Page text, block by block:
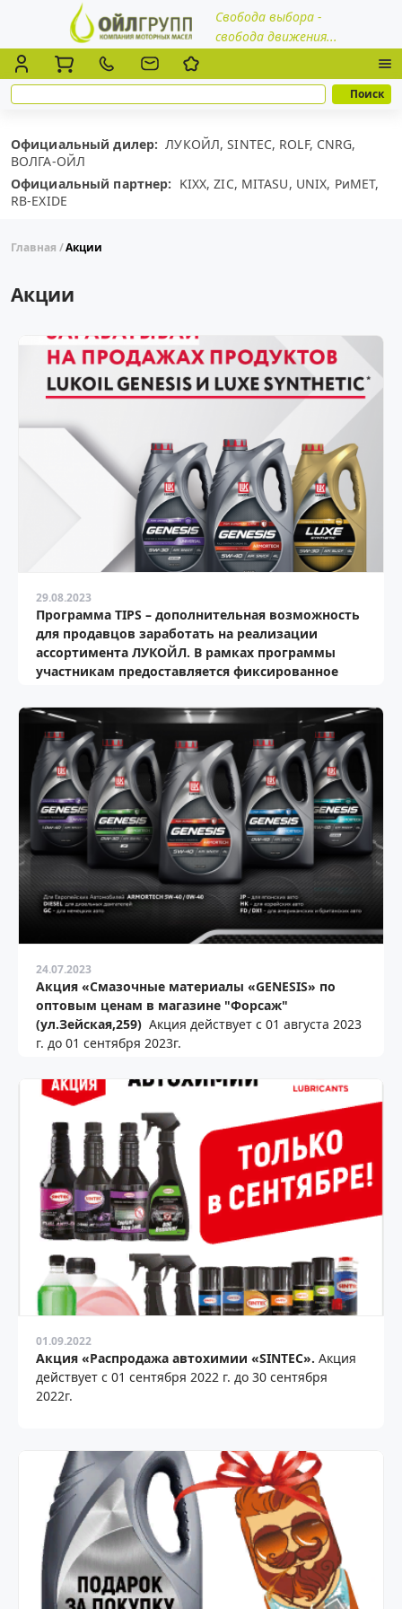
Свобода выбора -
свобода движения...
Официальный дилер: ЛУКОЙЛ,SINTEC, ROLF, CNRG,
ВОЛГА-ОЙЛ
Официальный партнер: KIXX,ZIC, MITASU, UNIX, РиМЕТ,
RB-EXIDE
Главная Акции
Акции
29.08.2023
Программа TIPS – дополнительная возможность
для продавцов заработать на реализации
ассортимента ЛУКОЙЛ. В рамках программы
участникам предоставляется фиксированное
акционного товара
24.07.2023
Акция «Смазочные материалы «GENESIS» по
оптовым ценам в магазине "Форсаж"
(ул.Зейская,259) Акция действует с 01 августа 2023
г. до 01 сентября 2023г.
01.09.2022
Акция «Распродажа автохимии «SINTEC». Акция
действует с 01 сентября 2022 г. до 30 сентября
2022г.